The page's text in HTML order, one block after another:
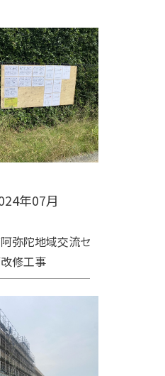
年07月
弥陀地域交流セ
修工事